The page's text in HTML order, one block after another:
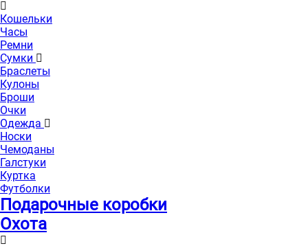
Кошельки
Часы
Ремни
Сумки
Браслеты
Кулоны
Броши
Очки
Одежда
Носки
Чемоданы
Галстуки
Куртка
Футболки
Подарочные коробки
Охота